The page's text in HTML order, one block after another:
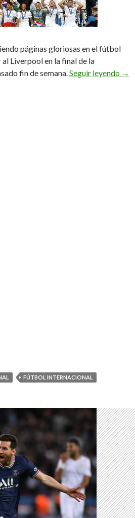
páginas gloriosas en el fútbol
Liverpool en la final de la
fin de semana.Seguir leyendo El
→
FÚTBOL INTERNACIONAL